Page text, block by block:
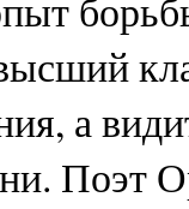
а
Поэт